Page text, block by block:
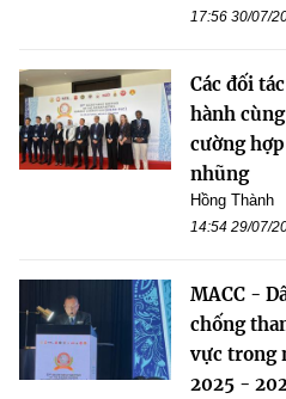
17:56 30/07/
Các đối
hành
cường
nhũng
Hồng Thành
14:54 29/07/
MACC -
chống
vực trong
2025 -